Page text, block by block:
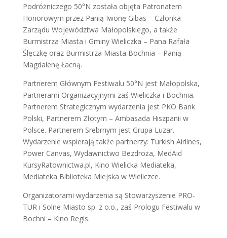
Podróżniczego 50°N została objęta Patronatem
Honorowym przez Panią Iwonę Gibas – Członka
Zarządu Województwa Małopolskiego, a także
Burmistrza Miasta i Gminy Wieliczka – Pana Rafała
Ślęczkę oraz Burmistrza Miasta Bochnia – Panią
Magdalenę Łacną.
Partnerem Głównym Festiwalu 50°N jest Małopolska,
Partnerami Organizacyjnymi zaś Wieliczka i Bochnia.
Partnerem Strategicznym wydarzenia jest PKO Bank
Polski, Partnerem Złotym – Ambasada Hiszpanii w
Polsce. Partnerem Srebrnym jest Grupa Luzar.
Wydarzenie wspierają także partnerzy: Turkish Airlines,
Power Canvas, Wydawnictwo Bezdroża, MedAid
KursyRatownictwa.pl, Kino Wielicka Mediateka,
Mediateka Biblioteka Miejska w Wieliczce.
Organizatorami wydarzenia są Stowarzyszenie PRO-
TUR i Solne Miasto sp. z o.o., zaś Prologu Festiwalu w
Bochni – Kino Regis.